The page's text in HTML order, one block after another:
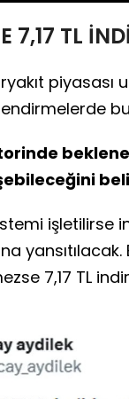
7,17 TL
piyasası
işletilirse
yansıtılacak.
7,17 TL